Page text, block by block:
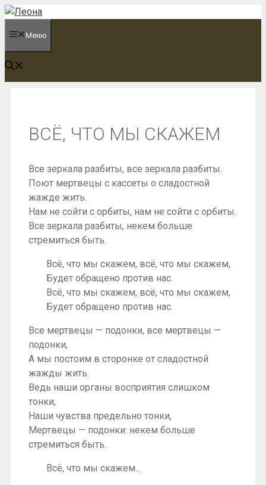
Перейти
содержимому
Меню
ВСЁ, ЧТО МЫ СКАЖЕМ
Все зеркала разбиты, все зеркала разбиты.
Поют мертвецы с кассеты о сладостной
жажде жить.
Нам не сойти с орбиты, нам не сойти с орбиты.
Все зеркала разбиты, некем больше
стремиться быть.
Всё, что мы скажем, всё, что мы скажем,
Будет обращено против нас.
Всё, что мы скажем, всё, что мы скажем,
Будет обращено против нас.
Все мертвецы — подонки, все мертвецы —
подонки,
А мы постоим в сторонке от сладостной
жажды жить.
Ведь наши органы восприятия слишком
тонки,
Наши чувства предельно тонки,
Мертвецы — подонки: некем больше
стремиться быть.
Всё, что мы скажем…